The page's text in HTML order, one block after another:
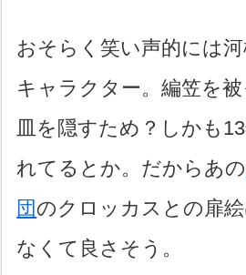
おそらく笑い声的には
キャラクター。編笠を
皿を隠すため？しかも
れてるとか。だからあの
団のクロッカスとの扉
なくて良さそう。